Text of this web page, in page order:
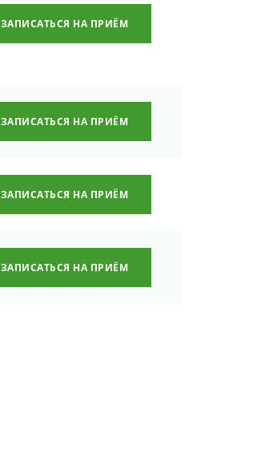
ЗАПИСАТЬСЯ НА ПРИЁМ
ЗАПИСАТЬСЯ НА ПРИЁМ
ЗАПИСАТЬСЯ НА ПРИЁМ
ЗАПИСАТЬСЯ НА ПРИЁМ